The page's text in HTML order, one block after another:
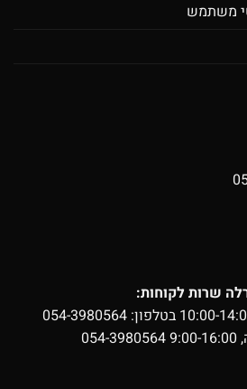
משתמש
שרות לקוחות:
054-3980564
054-3980564